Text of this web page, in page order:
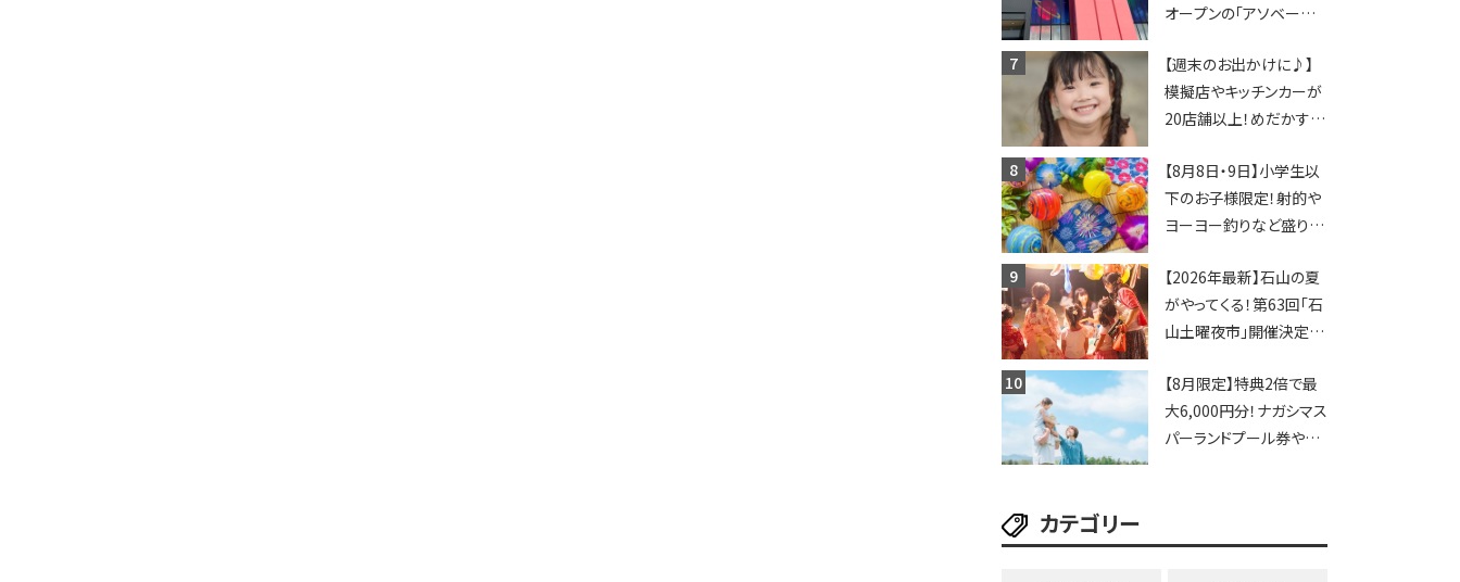
オープンの「アソベース
レーンゲームで青果や日
用品までゲットできる新
スポット！
【週末のお出かけに♪】
模擬店やキッチンカーが
20店舗以上！めだかすく
ソングライターによるライ
ブなど。【和邇ふれあい夏
祭り】
【8月8日・9日】小学生以
下のお子様限定！射的や
ヨーヨー釣りなど盛りだ
ちびっこ縁日開催♪【モリ
ーブ】
【2026年最新】石山の夏
がやってくる！第63回「石
山土曜夜市」開催決定！
ージが勢揃い【7月18日・
25日・8月1日】大津市
【8月限定】特典2倍で最
大6,000円分！ナガシマス
パーランドプール券や人
カテゴリー